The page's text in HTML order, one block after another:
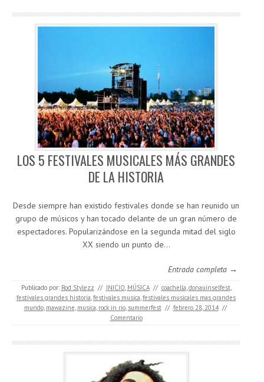
LOS 5 FESTIVALES MUSICALES MÁS GRANDES
DE LA HISTORIA
Desde siempre han existido festivales donde se han reunido un
grupo de músicos y han tocado delante de un gran número de
espectadores. Popularizándose en la segunda mitad del siglo
XX siendo un punto de…
Entrada completa →
Publicado por: Rod Stylezz // INICIO, MÚSICA // coachella,donauinselfest,
festivales grandes historia,festivales musica,festivales musicales mas grandes
mundo, mawazine, musica, rock in rio, summerfest // febrero 28, 2014 //
Comentario